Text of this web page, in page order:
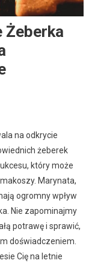
Żeberka
na odkrycie
żeberek
który może
Marynata,
ogromny wpływ
Nie zapominajmy
potrawę i sprawić,
doświadczeniem.
Cię na letnie